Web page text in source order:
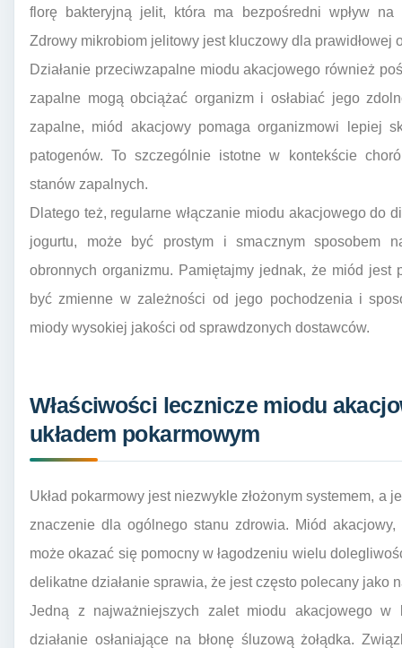
florę bakteryjną jelit, która ma bezpośredni wpływ na
Zdrowy mikrobiom jelitowy jest kluczowy dla
Działanie przeciwzapalne miodu akacjowego również
zapalne mogą obciążać organizm i osłabiać jego
zapalne, miód akacjowy pomaga organizmowi lepiej
patogenów. To szczególnie istotne w kontekście
stanów zapalnych.
Dlatego też, regularne włączanie miodu akacjowego do
jogurtu, może być prostym i smacznym sposobem
obronnych organizmu. Pamiętajmy jednak, że miód jest
być zmienne w zależności od jego pochodzenia i
miody wysokiej jakości od sprawdzonych dostawców.
Właściwości lecznicze miodu
układem pokarmowym
Układ pokarmowy jest niezwykle złożonym systemem, a
znaczenie dla ogólnego stanu zdrowia. Miód
może okazać się pomocny w łagodzeniu wielu
delikatne działanie sprawia, że jest często polecany jako
Jedną z najważniejszych zalet miodu akacjowego w
działanie osłaniające na błonę śluzową żołądka.